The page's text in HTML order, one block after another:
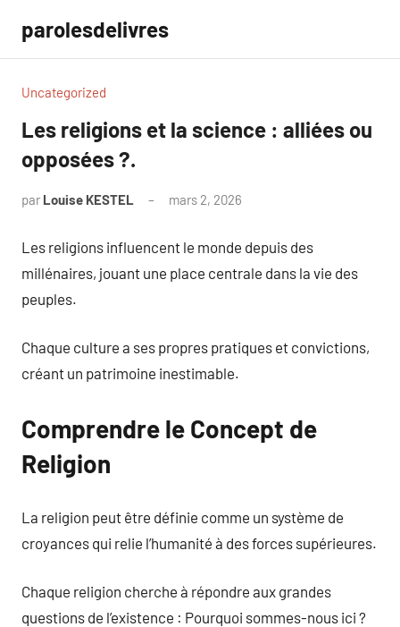
contenu
parolesdelivres
Uncategorized
Les religions et la science : alliées ou
opposées ?.
par Louise KESTEL mars 2, 2026
Les religions influencent le monde depuis des
millénaires, jouant une place centrale dans la vie des
peuples.
Chaque culture a ses propres pratiques et convictions,
créant un patrimoine inestimable.
Comprendre le Concept de
Religion
La religion peut être définie comme un système de
croyances qui relie l’humanité à des forces supérieures.
Chaque religion cherche à répondre aux grandes
questions de l’existence : Pourquoi sommes-nous ici ?